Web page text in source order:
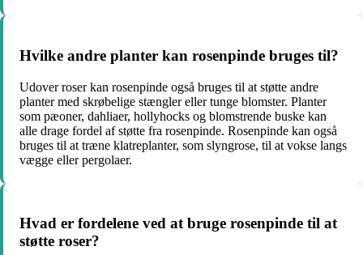
Hvilke andre planter kan rosenpinde bruges til?
Udover roser kan rosenpinde også bruges til at støtte andre
planter med skrøbelige stængler eller tunge blomster. Planter
som pæoner, dahliaer, hollyhocks og blomstrende buske kan
alle drage fordel af støtte fra rosenpinde. Rosenpinde kan også
bruges til at træne klatreplanter, som slyngrose, til at vokse langs
vægge eller pergolaer.
Hvad er fordelene ved at bruge rosenpinde til at
støtte roser?